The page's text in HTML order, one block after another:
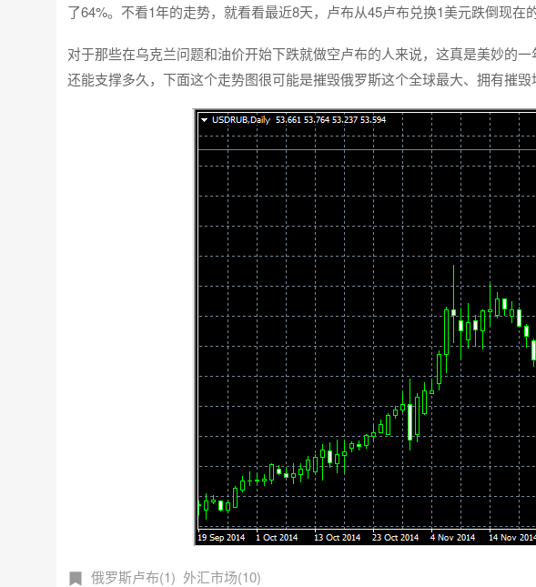
了64%。不看1年的走势，就看看最近8天，卢布从45卢布兑换1美元跌倒现在
对于那些在乌克兰问题和油价开始下跌就做空卢布的人来说，这真是美妙的
还能支撑多久，下面这个走势图很可能是摧毁俄罗斯这个全球最大、拥有摧毁
俄罗斯卢布(1) 外汇市场(10)